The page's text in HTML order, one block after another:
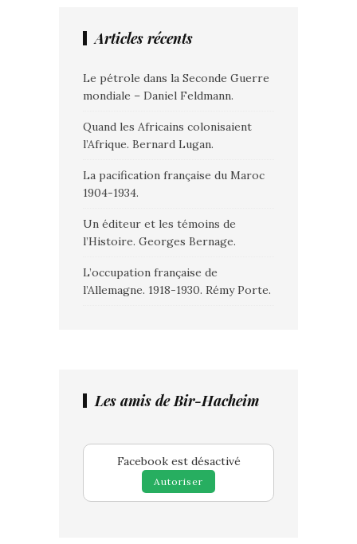
Articles récents
Le pétrole dans la Seconde Guerre
mondiale – Daniel Feldmann.
Quand les Africains colonisaient
l’Afrique. Bernard Lugan.
La pacification française du Maroc
1904-1934.
Un éditeur et les témoins de
l’Histoire. Georges Bernage.
L’occupation française de
l’Allemagne. 1918-1930. Rémy Porte.
Les amis de Bir-Hacheim
Facebook est désactivé
Autoriser